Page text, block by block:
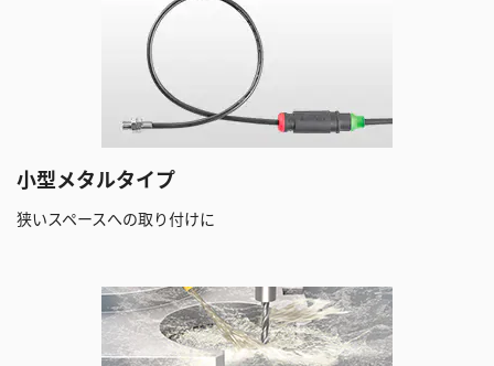
小型メタルタイプ
狭いスペースへの取り付けに